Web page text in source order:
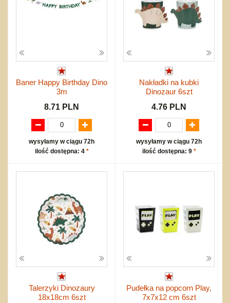
Baner Happy Birthday Dino
3m
8.71 PLN
wysyłamy w ciągu 72h
ilość dostępna: 4 *
Nakładki na kubki
Dinozaur 6szt
4.76 PLN
wysyłamy w ciągu 72h
ilość dostępna: 9 *
Talerzyki Dinozaury
18x18cm 6szt
Pudełka na popcorn Play,
7x7x12 cm 6szt